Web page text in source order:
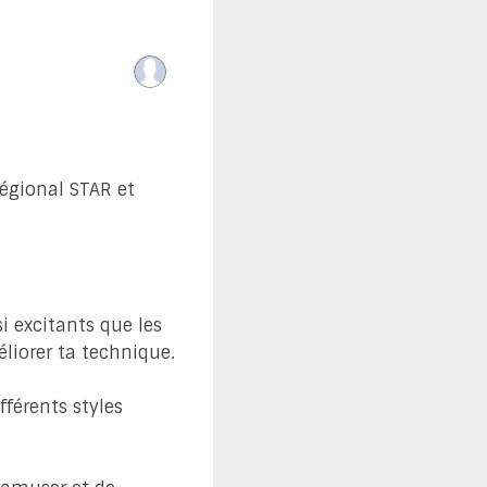
STAR et
excitants que les
ta technique.
styles